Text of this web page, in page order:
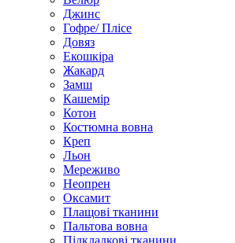
Джинс
Гофре/ Плісе
Довяз
Екошкіра
Жакард
Замш
Кашемір
Котон
Костюмна вовна
Креп
Льон
Мереживо
Неопрен
Оксамит
Плащові тканини
Пальтова вовна
Підкладкові тканини